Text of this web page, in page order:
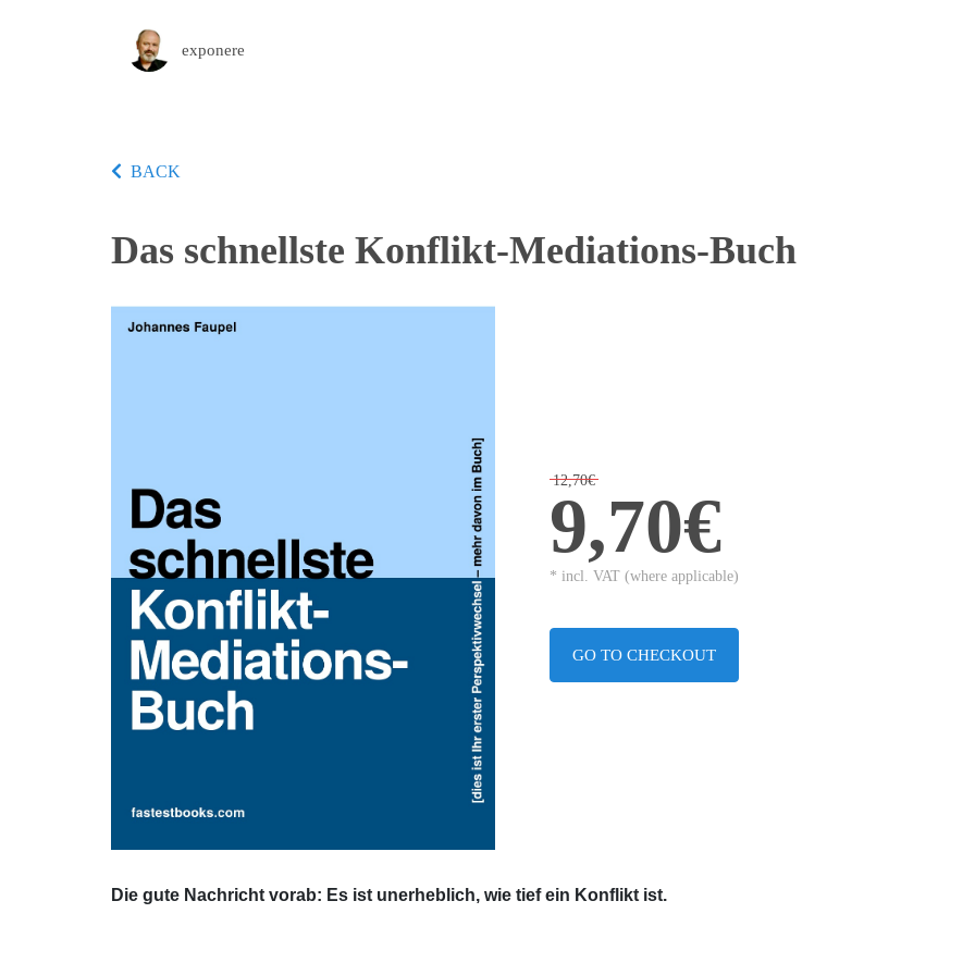
exponere
BACK
Das schnellste Konflikt-Mediations-Buch
12,70€
9,70€
* incl. VAT (where applicable)
GO TO CHECKOUT
Die gute Nachricht vorab: Es ist unerheblich, wie tiefein Konflikt ist.